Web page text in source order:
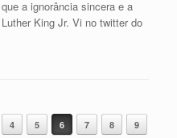
a ignorância sincera e a
King Jr. Vi no twitter do
4 5 6 7 8
9